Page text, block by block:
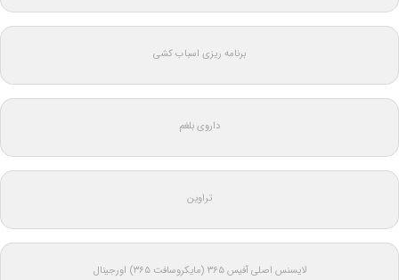
برنامه ریزی اسباب کشی
داروی بلغم
تراوین
لایسنس اصلی آفیس ۳۶۵ (مایکروسافت ۳۶۵) اورجینال